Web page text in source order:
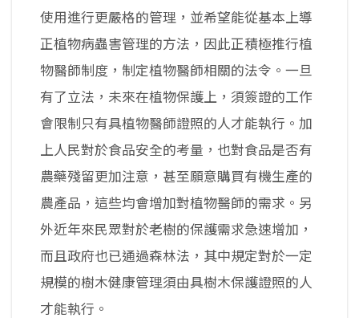
使用進行更嚴格的管理，並希望能從基本上導
正植物病蟲害管理的方法，因此正積極推行植
物醫師制度，制定植物醫師相關的法令。一旦
有了立法，未來在植物保護上，須簽證的工作
會限制只有具植物醫師證照的人才能執行。加
上人民對於食品安全的考量，也對食品是否有
農藥殘留更加注意，甚至願意購買有機生產的
農產品，這些均會增加對植物醫師的需求。另
外近年來民眾對於老樹的保護需求急速增加，
而且政府也已通過森林法，其中規定對於一定
規模的樹木健康管理須由具樹木保護證照的人
才能執行。